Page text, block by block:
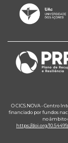
O CICS.NOVA - Centro
financiado por fundos
no âmbito
https://doi.org/